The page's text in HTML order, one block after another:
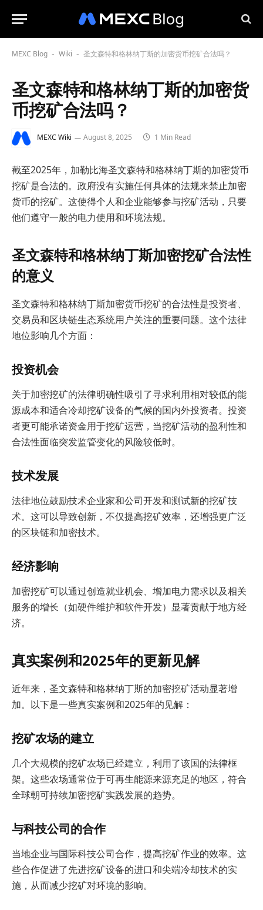
MEXC Blog - Wiki - 圣文森特和格林纳丁斯的加密货币挖矿合法吗？
圣文森特和格林纳丁斯的加密货
币挖矿合法吗？
MEXC Wiki August 8, 2025 1 Min Read
截至2025年，加勒比海圣文森特和格林纳丁斯的加密货币
挖矿是合法的。政府没有实施任何具体的法规来禁止加密
货币的挖矿。这使得个人和企业能够参与挖矿活动，只要
他们遵守一般的电力使用和环境法规。
圣文森特和格林纳丁斯加密挖矿合法性
的意义
圣文森特和格林纳丁斯加密货币挖矿的合法性是投资者、
交易员和区块链生态系统用户关注的重要问题。这个法律
地位影响几个方面：
投资机会
关于加密挖矿的法律明确性吸引了寻求利用相对较低的能
源成本和适合冷却挖矿设备的气候的国内外投资者。投资
者更可能承诺资金用于挖矿运营，当挖矿活动的盈利性和
合法性面临突发监管变化的风险较低时。
技术发展
法律地位鼓励技术企业家和公司开发和测试新的挖矿技
术。这可以导致创新，不仅提高挖矿效率，还增强更广泛
的区块链和加密技术。
经济影响
加密挖矿可以通过创造就业机会、增加电力需求以及相关
服务的增长（如硬件维护和软件开发）显著贡献于地方经
济。
真实案例和2025年的更新见解
近年来，圣文森特和格林纳丁斯的加密挖矿活动显著增
加。以下是一些真实案例和2025年的见解：
挖矿农场的建立
几个大规模的挖矿农场已经建立，利用了该国的法律框
架。这些农场通常位于可再生能源来源充足的地区，符合
全球朝可持续加密挖矿实践发展的趋势。
与科技公司的合作
当地企业与国际科技公司合作，提高挖矿作业的效率。这
些合作促进了先进挖矿设备的进口和尖端冷却技术的实
施，从而减少挖矿对环境的影响。